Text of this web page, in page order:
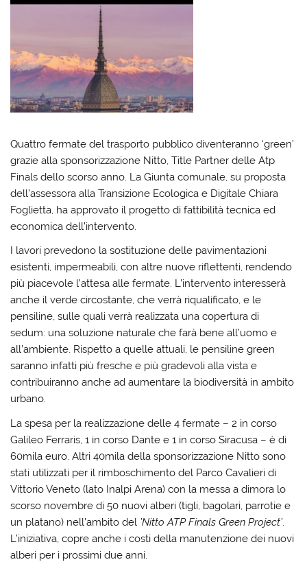
Quattro fermate del trasporto pubblico diventeranno ‘green’
grazie alla sponsorizzazione Nitto, Title Partner delle Atp
Finals dello scorso anno. La Giunta comunale, su proposta
dell’assessora alla Transizione Ecologica e Digitale Chiara
Foglietta, ha approvato il progetto di fattibilità tecnica ed
economica dell’intervento.
I lavori prevedono la sostituzione delle pavimentazioni
esistenti, impermeabili, con altre nuove riflettenti, rendendo
più piacevole l’attesa alle fermate. L’intervento interesserà
anche il verde circostante, che verrà riqualificato, e le
pensiline, sulle quali verrà realizzata una copertura di
sedum: una soluzione naturale che farà bene all’uomo e
all’ambiente. Rispetto a quelle attuali, le pensiline green
saranno infatti più fresche e più gradevoli alla vista e
contribuiranno anche ad aumentare la biodiversità in ambito
urbano.
La spesa per la realizzazione delle 4 fermate – 2 in corso
Galileo Ferraris, 1 in corso Dante e 1 in corso Siracusa – è di
60mila euro. Altri 40mila della sponsorizzazione Nitto sono
stati utilizzati per il rimboschimento del Parco Cavalieri di
Vittorio Veneto (lato Inalpi Arena) con la messa a dimora lo
scorso novembre di 50 nuovi alberi (tigli, bagolari, parrotie e
un platano) nell’ambito del ’Nitto ATP Finals Green Project’.
L’iniziativa, copre anche i costi della manutenzione dei nuovi
alberi per i prossimi due anni.